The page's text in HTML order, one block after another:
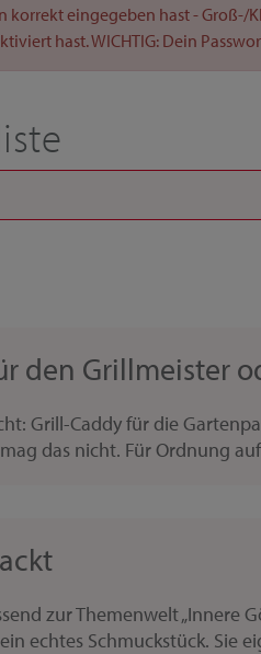
korrekt eingegeben hast - Groß-/
hast. WICHTIG: Dein
den Grillmeister
Grill-Caddy für die
das nicht. Für Ordnung
zur Themenwelt „Innere
echtes Schmuckstück. Sie